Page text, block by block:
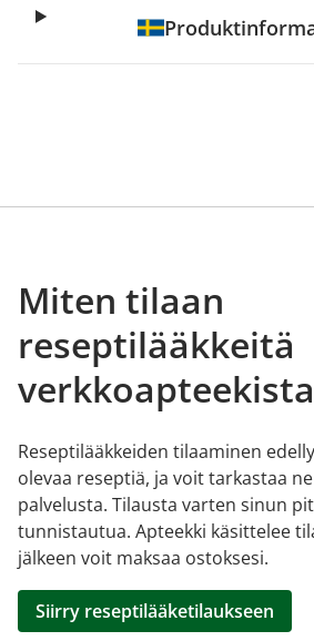
Miten tilaan
reseptilääkkeitä
Reseptilääkkeiden tilaaminen
olevaa reseptiä, ja voit tarkastaa ne
palvelusta. Tilausta varten sinun
tunnistautua. Apteekki käsittelee
jälkeen voit maksaa ostoksesi.
Siirry reseptilääketilaukseen